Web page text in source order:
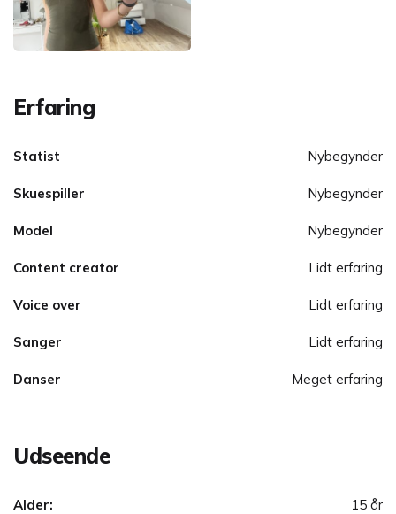
Erfaring
Statist Nybegynder
Skuespiller Nybegynder
Model Nybegynder
Content creator Lidt erfaring
Voice over Lidt erfaring
Sanger Lidt erfaring
Danser Meget erfaring
Udseende
Alder: 15 år